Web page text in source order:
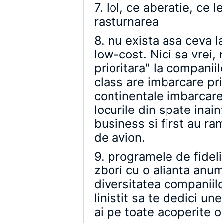
7. lol, ce aberatie, ce
rasturnarea
8. nu exista asa ceva
low-cost. Nici sa vrei,
prioritara" la
class are imbarcare
continentale
locurile din spate
business si first au
de avion.
9. programele de
zbori cu o alianta
diversitatea
linistit sa te dedici
ai pe toate acoperite